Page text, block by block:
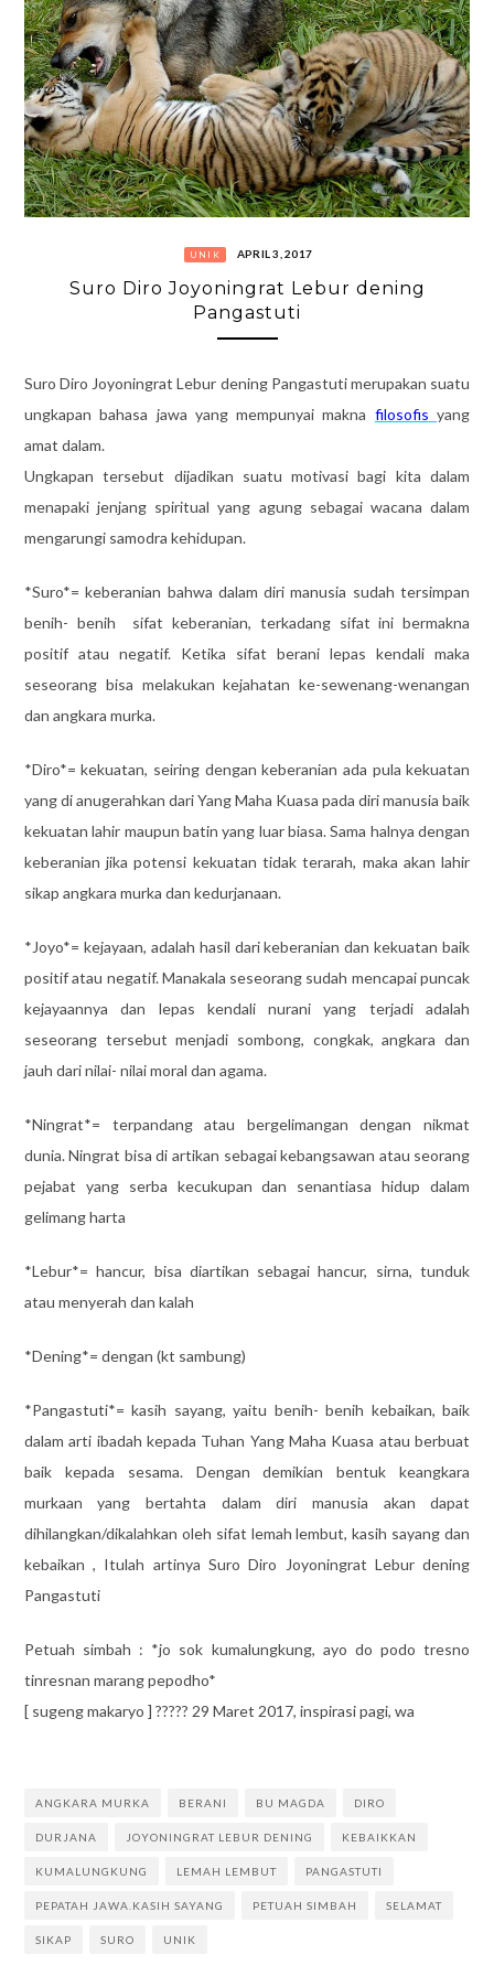
UNIK APRIL 3, 2017
Suro Diro Joyoningrat Lebur dening
Pangastuti
Suro Diro Joyoningrat Lebur dening Pangastuti merupakan suatu
ungkapan bahasa jawa yang mempunyai makna filosofis yang
amat dalam.
Ungkapan tersebut dijadikan suatu motivasi bagi kita dalam
menapaki jenjang spiritual yang agung sebagai wacana dalam
mengarungi samodra kehidupan.
*Suro*= keberanian bahwa dalam diri manusia sudah tersimpan
benih- benih sifat keberanian, terkadang sifat ini bermakna
positif atau negatif. Ketika sifat berani lepas kendali maka
seseorang bisa melakukan kejahatan ke-sewenang-wenangan
dan angkara murka.
*Diro*= kekuatan, seiring dengan keberanian ada pula kekuatan
yang di anugerahkan dari Yang Maha Kuasa pada diri manusia baik
kekuatan lahir maupun batin yang luar biasa. Sama halnya dengan
keberanian jika potensi kekuatan tidak terarah, maka akan lahir
sikap angkara murka dan kedurjanaan.
*Joyo*= kejayaan, adalah hasil dari keberanian dan kekuatan baik
positif atau negatif. Manakala seseorang sudah mencapai puncak
kejayaannya dan lepas kendali nurani yang terjadi adalah
seseorang tersebut menjadi sombong, congkak, angkara dan
jauh dari nilai- nilai moral dan agama.
*Ningrat*= terpandang atau bergelimangan dengan nikmat
dunia. Ningrat bisa di artikan sebagai kebangsawan atau seorang
pejabat yang serba kecukupan dan senantiasa hidup dalam
gelimang harta
*Lebur*= hancur, bisa diartikan sebagai hancur, sirna, tunduk
atau menyerah dan kalah
*Dening*= dengan (kt sambung)
*Pangastuti*= kasih sayang, yaitu benih- benih kebaikan, baik
dalam arti ibadah kepada Tuhan Yang Maha Kuasa atau berbuat
baik kepada sesama. Dengan demikian bentuk keangkara
murkaan yang bertahta dalam diri manusia akan dapat
dihilangkan/dikalahkan oleh sifat lemah lembut, kasih sayang dan
kebaikan , Itulah artinya Suro Diro Joyoningrat Lebur dening
Pangastuti
Petuah simbah : *jo sok kumalungkung, ayo do podo tresno
tinresnan marang pepodho*
[ sugeng makaryo ] ????? 29 Maret 2017, inspirasi pagi, wa
ANGKARA MURKA BERANI BU MAGDA DIRO
DURJANA JOYONINGRAT LEBUR DENING KEBAIKKAN
KUMALUNGKUNG LEMAH LEMBUT PANGASTUTI
PEPATAH JAWA.KASIH SAYANG PETUAH SIMBAH SELAMAT
SIKAP SURO UNIK